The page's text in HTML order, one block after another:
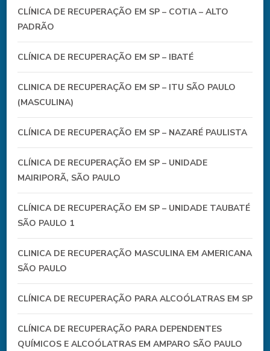
CLÍNICA DE RECUPERAÇÃO EM SP – COTIA – ALTO
PADRÃO
CLÍNICA DE RECUPERAÇÃO EM SP – IBATÉ
CLINICA DE RECUPERAÇÃO EM SP – ITU SÃO PAULO
(MASCULINA)
CLÍNICA DE RECUPERAÇÃO EM SP – NAZARÉ PAULISTA
CLÍNICA DE RECUPERAÇÃO EM SP – UNIDADE
MAIRIPORÃ, SÃO PAULO
CLÍNICA DE RECUPERAÇÃO EM SP – UNIDADE TAUBATÉ
SÃO PAULO 1
CLINICA DE RECUPERAÇÃO MASCULINA EM AMERICANA
SÃO PAULO
CLÍNICA DE RECUPERAÇÃO PARA ALCOÓLATRAS EM SP
CLÍNICA DE RECUPERAÇÃO PARA DEPENDENTES
QUÍMICOS E ALCOÓLATRAS EM AMPARO SÃO PAULO